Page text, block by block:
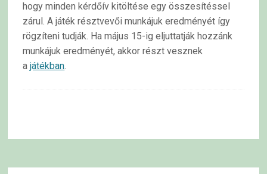
hogy minden kérdőív kitöltése egy összesítéssel
zárul. A játék résztvevői munkájuk eredményét így
rögzíteni tudják. Ha május 15-ig eljuttatják hozzánk
munkájuk eredményét, akkor részt vesznek
ajátékban.